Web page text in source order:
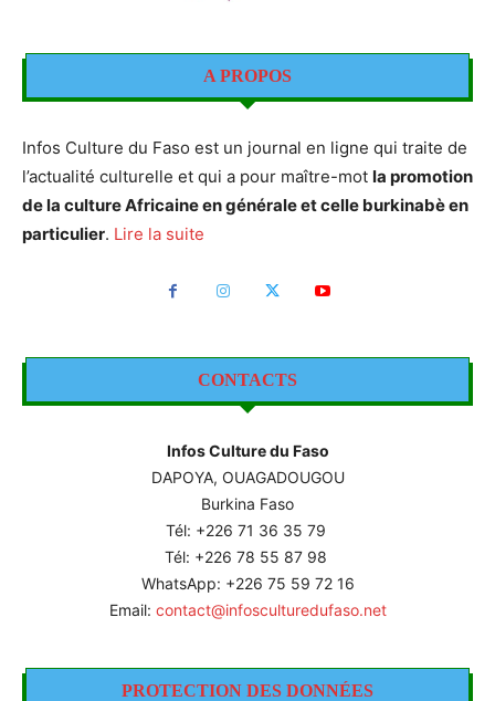
A PROPOS
Infos Culture du Faso est un journal en ligne qui traite de
l’actualité culturelle et qui a pour maître-mot la promotion
de la culture Africaine en générale et celle burkinabè en
particulier. Lire la suite
CONTACTS
Infos Culture du Faso
DAPOYA, OUAGADOUGOU
Burkina Faso
Tél: +226 71 36 35 79
Tél: +226 78 55 87 98
WhatsApp: +226 75 59 72 16
Email: contact@infosculturedufaso.net
PROTECTION DES DONNÉES